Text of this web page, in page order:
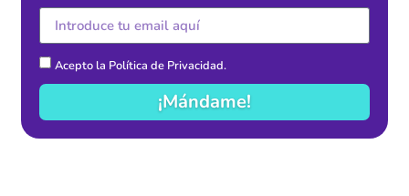
Acepto la Política de Privacidad.
¡Mándame!